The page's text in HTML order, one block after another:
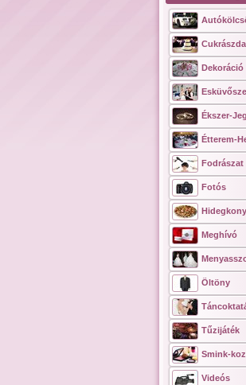
Cukrászda
Dekoráció
Ékszer-
Étterem-
Fodrászat
Fotós
Meghívó
Öltöny
Tűzijáték
Smink-
Videós